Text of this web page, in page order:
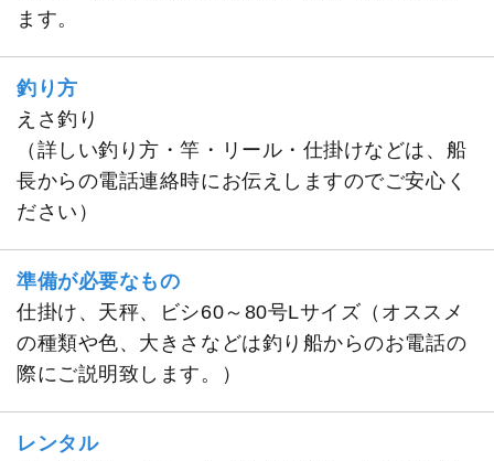
ます。
釣り方
えさ釣り
（詳しい釣り方・竿・リール・仕掛けなどは、船
長からの電話連絡時にお伝えしますのでご安心く
ださい）
準備が必要なもの
仕掛け、天秤、ビシ60～80号Lサイズ（オススメ
の種類や色、大きさなどは釣り船からのお電話の
際にご説明致します。）
レンタル